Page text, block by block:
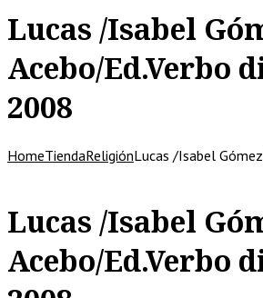
Lucas /Isabel
Acebo/Ed.Verbo
2008
HomeTiendaReligiónLucas /Isabel
Lucas /Isabel
Acebo/Ed.Verbo